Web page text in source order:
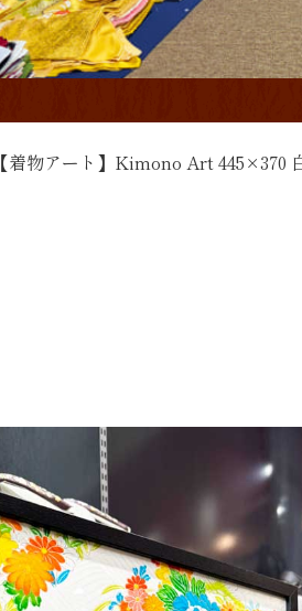
【着物アート】Kimono Art 445×370